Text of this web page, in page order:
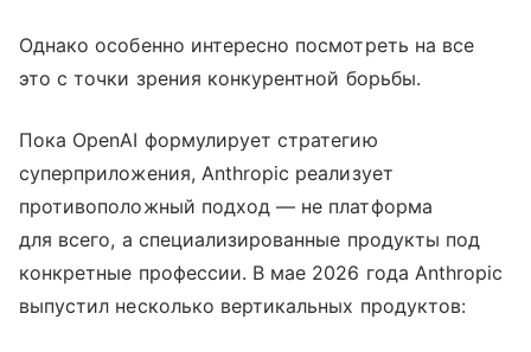
Однако особенно интересно посмотреть на все
это с точки зрения конкурентной борьбы.
Пока OpenAI формулирует стратегию
суперприложения, Anthropic реализует
противоположный подход — не платформа
для всего, а специализированные продукты под
конкретные профессии. В мае 2026 года Anthropic
выпустил несколько вертикальных продуктов: